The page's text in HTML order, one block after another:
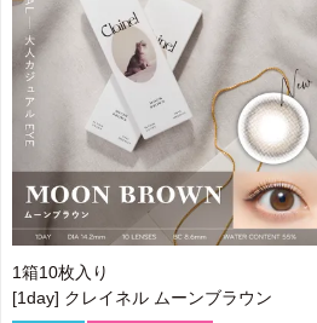
1箱10枚入り
[1day] クレイネル ムーンブラウン